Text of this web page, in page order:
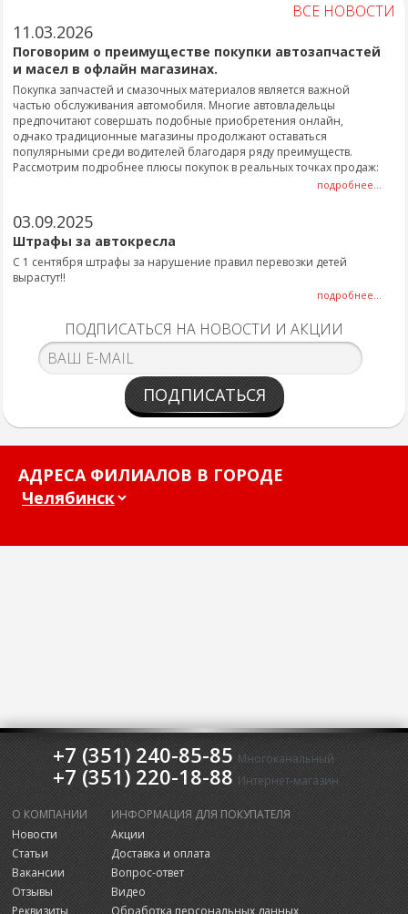
ВСЕ НОВОСТИ
11.03.2026
Поговорим о преимуществе покупки автозапчастей
и масел в офлайн магазинах.
Покупка запчастей и смазочных материалов является важной
частью обслуживания автомобиля. Многие автовладельцы
предпочитают совершать подобные приобретения онлайн,
однако традиционные магазины продолжают оставаться
популярными среди водителей благодаря ряду преимуществ.
Рассмотрим подробнее плюсы покупок в реальных точках продаж:
подробнее...
03.09.2025
Штрафы за автокресла
С 1 сентября штрафы за нарушение правил перевозки детей
вырастут!!
подробнее...
ПОДПИСАТЬСЯ НА НОВОСТИ И АКЦИИ
ПОДПИСАТЬСЯ
АДРЕСА ФИЛИАЛОВ В ГОРОДЕ
+7 (351) 240-85-85 Многоканальный
+7 (351) 220-18-88 Интернет-магазин
О КОМПАНИИ
Новости
Статьи
Вакансии
Отзывы
ИНФОРМАЦИЯ ДЛЯ ПОКУПАТЕЛЯ
Акции
Доставка и оплата
Вопрос-ответ
Видео